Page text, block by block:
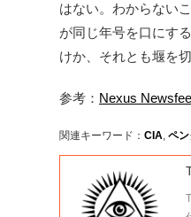
はない。わからない
が同じ年号を口にす
けか、それとも堰を
参考： Nexus
関連キーワード： CIA, ペ